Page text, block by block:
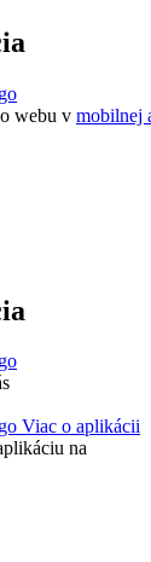
webu v mobilnej
Viac o aplikácii
na